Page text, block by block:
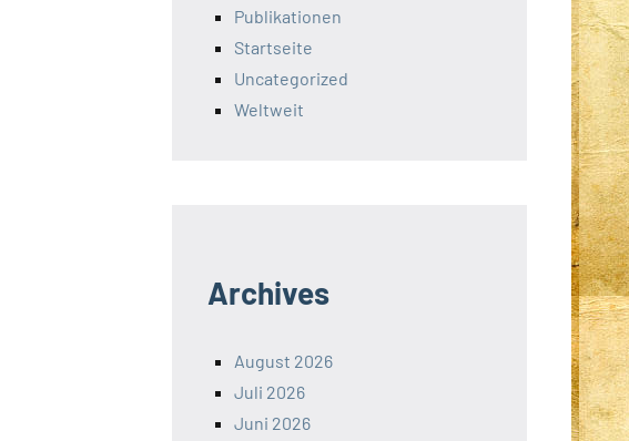
Publikationen
Startseite
Uncategorized
Weltweit
Archives
August 2026
Juli 2026
Juni 2026